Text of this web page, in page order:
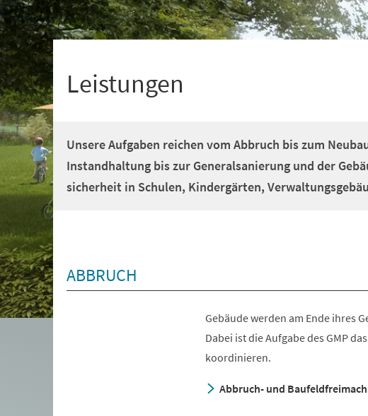
+
1
Leistungen
Unsere Aufgaben reichen vom Abbruch bis zum
Instandhaltung bis zur Generalsanierung und der
sicherheit in Schulen, Kindergärten,
ABBRUCH
Gebäude werden am Ende ihres
Dabei ist die Aufgabe des GMP
koordinieren.
Abbruch- und